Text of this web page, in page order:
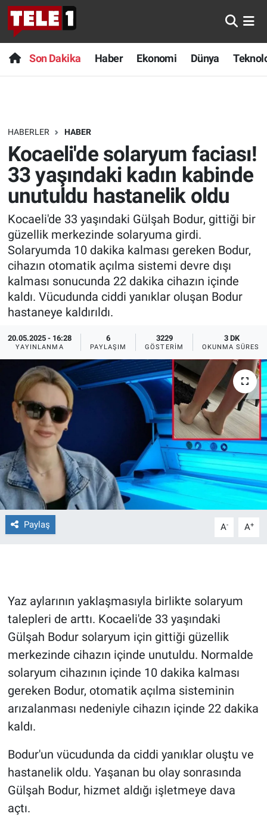
Son Dakika Haber Ekonomi Dünya
HABERLER HABER
Kocaeli'de solaryum faciası!
33 yaşındaki kadın kabinde
unutuldu hastanelik oldu
Kocaeli'de 33 yaşındaki Gülşah Bodur, gittiği bir
güzellik merkezinde solaryuma girdi.
Solaryumda 10 dakika kalması gereken Bodur,
cihazın otomatik açılma sistemi devre dışı
kalması sonucunda 22 dakika cihazın içinde
kaldı. Vücudunda ciddi yanıklar oluşan Bodur
hastaneye kaldırıldı.
20.05.2025 - 16:28
YAYINLANMA
6
PAYLAŞIM
3229
GÖSTERIM
3 DK
OKUNMA SÜRESI
Paylaş A- A+
Yaz aylarının yaklaşmasıyla birlikte solaryum
talepleri de arttı. Kocaeli'de 33 yaşındaki
Gülşah Bodur solaryum için gittiği güzellik
merkezinde cihazın içinde unutuldu. Normalde
solaryum cihazının içinde 10 dakika kalması
gereken Bodur, otomatik açılma sisteminin
arızalanması nedeniyle cihazın içinde 22 dakika
kaldı.
Bodur'un vücudunda da ciddi yanıklar oluştu ve
hastanelik oldu. Yaşanan bu olay sonrasında
Gülşah Bodur, hizmet aldığı işletmeye dava
açtı.
Anında Manşet
Başka Sohbetler
Bilim turu
Bilim ve Teknoloji Evreni
Doğa Konuşuyor
Dünya
Ege Saati
Ege'den Esintiler
Eğitim
Eğlence
Ekonomi
Forum
Gerçeğin İzinde
Gün Başlıyor
Gün Bitiyor
Gün Ortası
Günün görüntüsü
Haber
İlan
Kimdir
Koronavirüs
Ne demişti
Son Dakika
Haber
Dünya
Sağlık
Spor
Yayın Akışı
İletişim
Nöbetçi Eczaneler
Hava Durumu
Trafik Durumu
Süper Lig Puan Durumu ve Fikstür
Tüm Manşetler
Son Dakika Haberleri
Haber Arşivi